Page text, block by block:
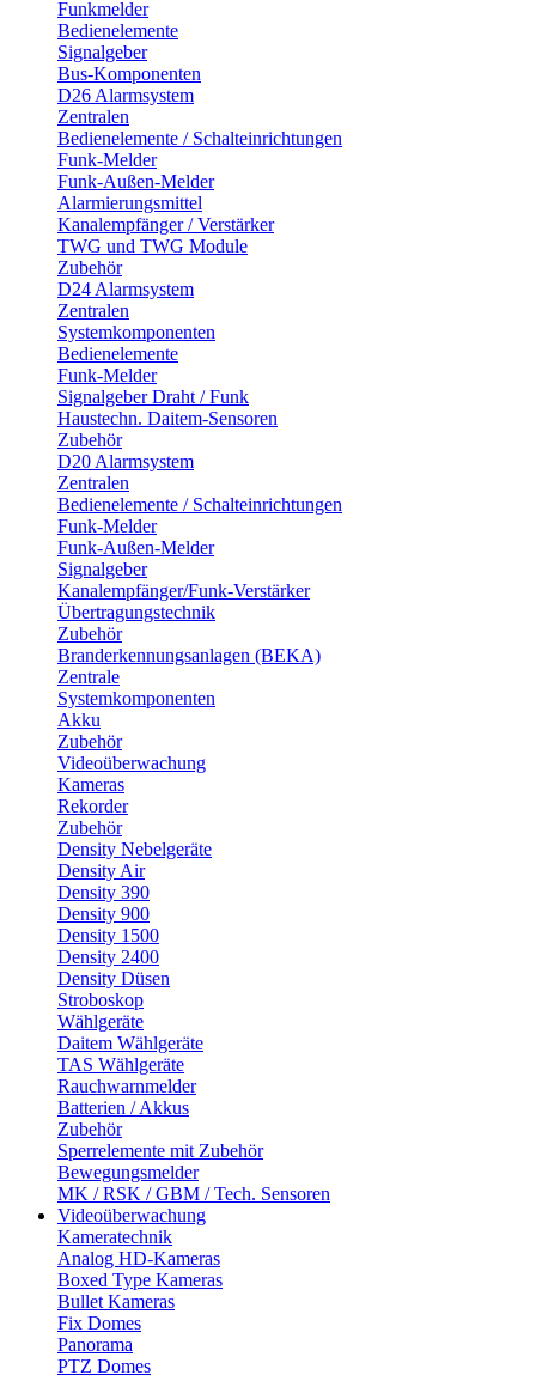
Funkmelder
Bedienelemente
Signalgeber
Bus-Komponenten
D26 Alarmsystem
Zentralen
Bedienelemente / Schalteinrichtungen
Funk-Melder
Funk-Außen-Melder
Alarmierungsmittel
Kanalempfänger / Verstärker
TWG und TWG Module
Zubehör
D24 Alarmsystem
Zentralen
Systemkomponenten
Bedienelemente
Funk-Melder
Signalgeber Draht / Funk
Haustechn. Daitem-Sensoren
Zubehör
D20 Alarmsystem
Zentralen
Bedienelemente / Schalteinrichtungen
Funk-Melder
Funk-Außen-Melder
Signalgeber
Kanalempfänger/Funk-Verstärker
Übertragungstechnik
Zubehör
Branderkennungsanlagen (BEKA)
Zentrale
Systemkomponenten
Akku
Zubehör
Videoüberwachung
Kameras
Rekorder
Zubehör
Density Nebelgeräte
Density Air
Density 390
Density 900
Density 1500
Density 2400
Density Düsen
Stroboskop
Wählgeräte
Daitem Wählgeräte
TAS Wählgeräte
Rauchwarnmelder
Batterien / Akkus
Zubehör
Sperrelemente mit Zubehör
Bewegungsmelder
MK / RSK / GBM / Tech. Sensoren
Videoüberwachung
Kameratechnik
Analog HD-Kameras
Boxed Type Kameras
Bullet Kameras
Fix Domes
Panorama
PTZ Domes